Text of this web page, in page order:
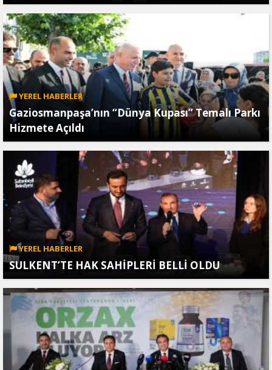
YEREL HABERLER
Gaziosmanpaşa’nın “Dünya Kupası” Temalı Parkı
Hizmete Açıldı
YEREL HABERLER
SULKENT’TE HAK SAHİPLERİ BELLİ OLDU